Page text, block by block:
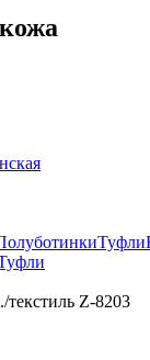
Туфли
Z-8203